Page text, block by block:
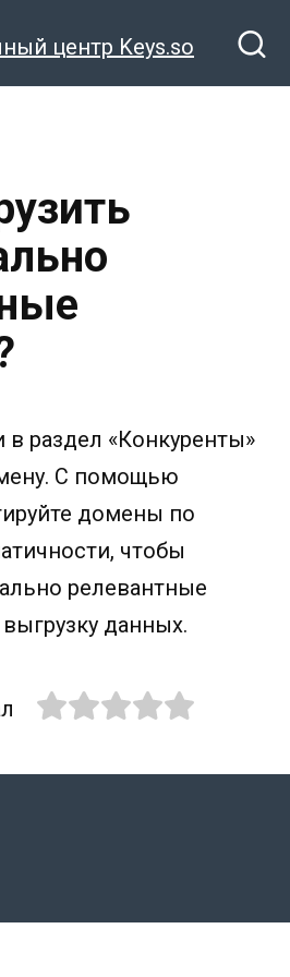
раздел «Конкуренты»
С помощью
домены по
чтобы
релевантные
данных.